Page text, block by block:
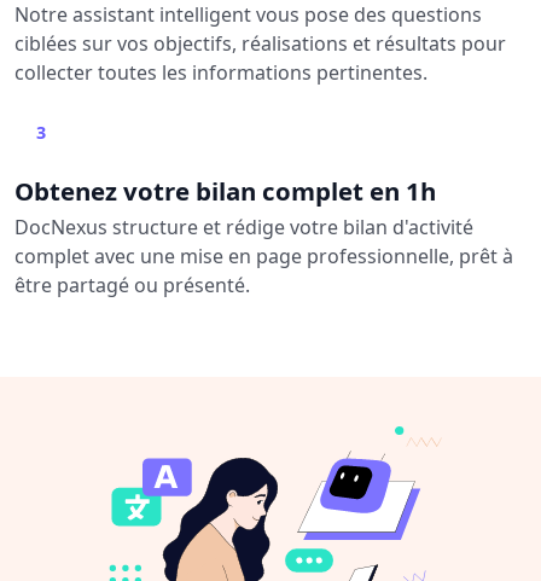
Notre assistant intelligent vous pose des questions
ciblées sur vos objectifs, réalisations et résultats pour
collecter toutes les informations pertinentes.
3
Obtenez votre bilan complet en 1h
DocNexus structure et rédige votre bilan d'activité
complet avec une mise en page professionnelle, prêt à
être partagé ou présenté.